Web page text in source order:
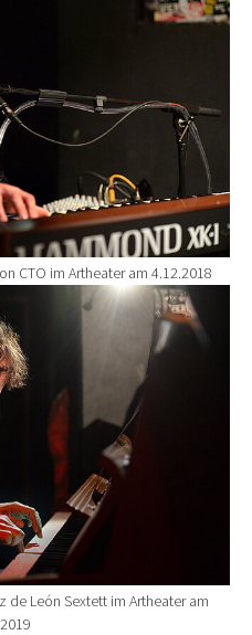
CTO im Artheater am 4.12.2018
de León Sextett im Artheater am